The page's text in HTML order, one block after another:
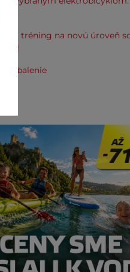
tréning na novú úroveň
zabalenie